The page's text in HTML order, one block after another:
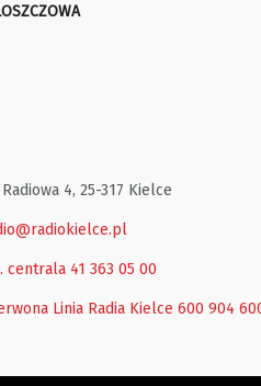
4, 25-317 Kielce
centrala 41 363 05 00
Linia Radia Kielce 600 904